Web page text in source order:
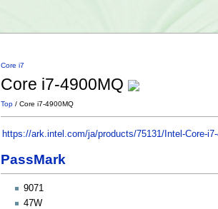
Core i7
Core i7-4900MQ
Top / Core i7-4900MQ
https://ark.intel.com/ja/products/75131/Intel-Core-
PassMark
9071
47W